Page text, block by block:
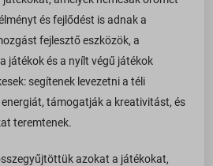
és fejlődést is adnak a
fejlesztő eszközök, a
játékok és a nyílt végű játékok
segítenek levezetni a téli
támogatják a kreativitást, és
teremtenek.
azokat a játékokat,